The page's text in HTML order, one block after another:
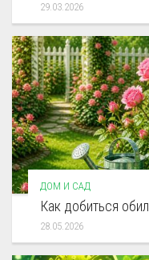
29.03.2026
ДОМ И САД
Как добиться
28.05.2026